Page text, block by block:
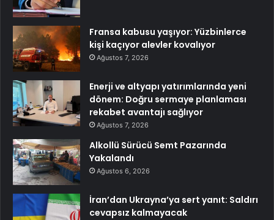
Fransa kabusu yaşıyor: Yüzbinlerce
kişi kaçıyor alevler kovalıyor
Ağustos 7, 2026
Enerji ve altyapı yatırımlarında yeni
dönem: Doğru sermaye planlaması
rekabet avantajı sağlıyor
Ağustos 7, 2026
Alkollü Sürücü Semt Pazarında
Yakalandı
Ağustos 6, 2026
İran’dan Ukrayna’ya sert yanıt: Saldırı
cevapsız kalmayacak